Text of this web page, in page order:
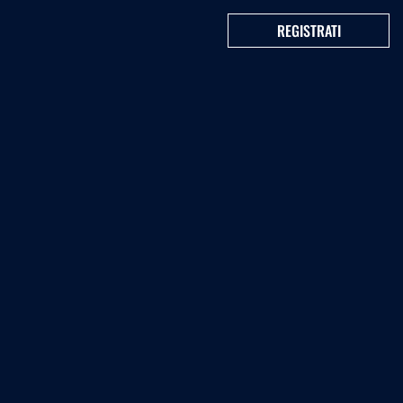
REGISTRATI